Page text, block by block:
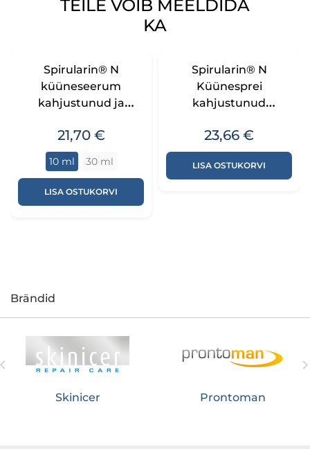
TEILE VÕIB MEELDIDA
KA
Spirularin® N
küüneseerum
kahjustunud ja
10 ml / 30 ml
Hind
21,70 €
10 ml 30 ml
LISA OSTUKORVI
Spirularin® N
Küünesprei
kahjustunud
Hind
23,66 €
LISA OSTUKORVI
Brändid
Skinicer Prontoman